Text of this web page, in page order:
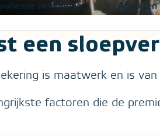
dekkingen Afsluiten
een
is maatwerk en is
factoren die de